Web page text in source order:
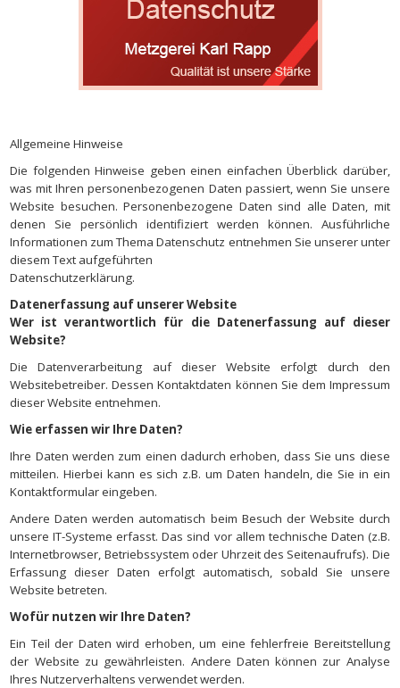
Allgemeine Hinweise
Die folgenden Hinweise geben einen einfachen Überblick darüber,
was mit Ihren personenbezogenen Daten passiert, wenn Sie unsere
Website besuchen. Personenbezogene Daten sind alle Daten, mit
denen Sie persönlich identifiziert werden können. Ausführliche
Informationen zum Thema Datenschutz entnehmen Sie unserer unter
diesem Text aufgeführten
Datenschutzerklärung.
Datenerfassung auf unserer Website
Wer ist verantwortlich für die Datenerfassung auf dieser
Website?
Die Datenverarbeitung auf dieser Website erfolgt durch den
Websitebetreiber. Dessen Kontaktdaten können Sie dem Impressum
dieser Website entnehmen.
Wie erfassen wir Ihre Daten?
Ihre Daten werden zum einen dadurch erhoben, dass Sie uns diese
mitteilen. Hierbei kann es sich z.B. um Daten handeln, die Sie in ein
Kontaktformular eingeben.
Andere Daten werden automatisch beim Besuch der Website durch
unsere IT-Systeme erfasst. Das sind vor allem technische Daten (z.B.
Internetbrowser, Betriebssystem oder Uhrzeit des Seitenaufrufs). Die
Erfassung dieser Daten erfolgt automatisch, sobald Sie unsere
Website betreten.
Wofür nutzen wir Ihre Daten?
Ein Teil der Daten wird erhoben, um eine fehlerfreie Bereitstellung
der Website zu gewährleisten. Andere Daten können zur Analyse
Ihres Nutzerverhaltens verwendet werden.